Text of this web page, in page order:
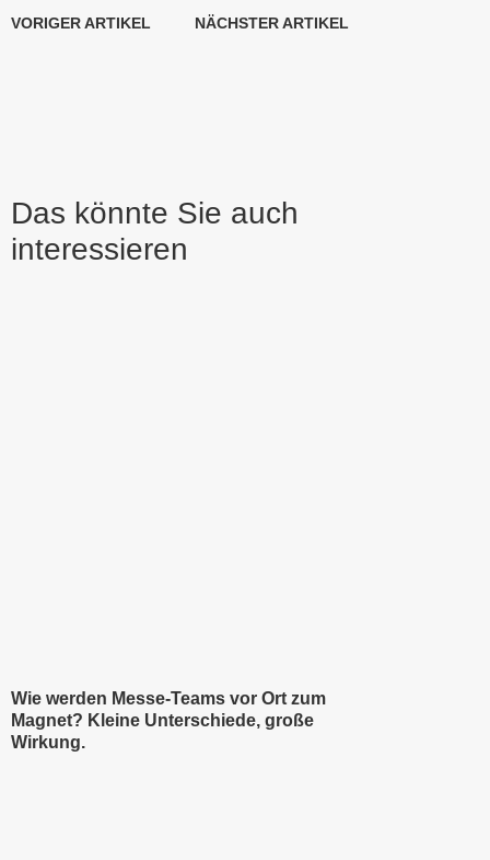
VORIGER ARTIKEL NÄCHSTER ARTIKEL
Das könnte Sie auch
interessieren
Wie werden Messe‑Teams vor Ort zum
Magnet? Kleine Unterschiede, große
Wirkung.